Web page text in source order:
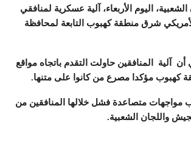
اليوم الأربعاء، آلية عسكرية لمنافقي
شرق منطقة كهبوب التابعة لمحافظة
آلية المنافقين حاولت التقدم باتجاه مواقع
مؤكدا مصرع من كانوا على متنها.
مواجهات متصاعدة فشل خلالها المنافقين من
واللجان الشعبية.